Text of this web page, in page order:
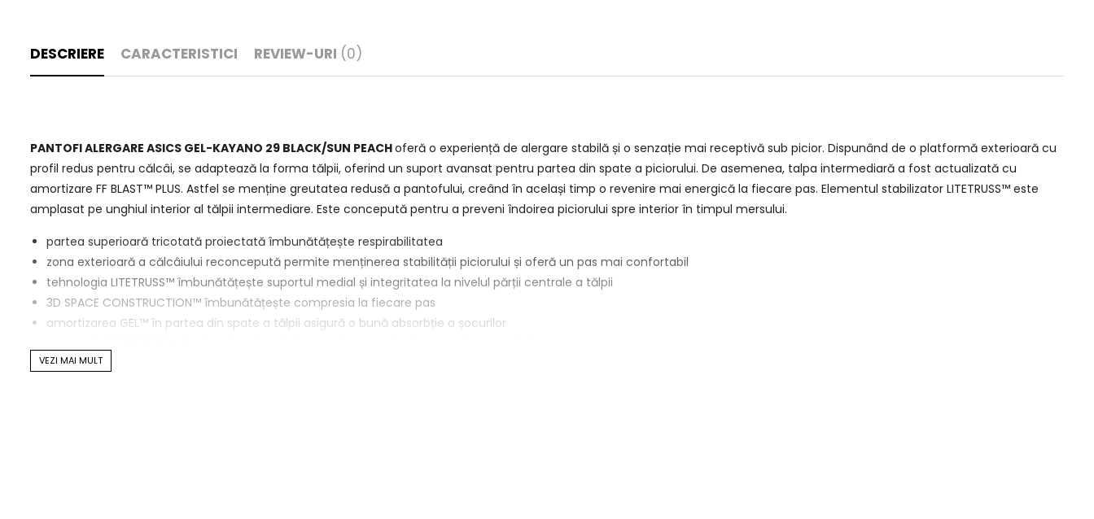
DESCRIERE CARACTERISTICI REVIEW-URI (0)
PANTOFI ALERGARE ASICS GEL-KAYANO 29 BLACK/SUN PEACHoferă o experiență de alergare stabilă și o senzație mai receptivă sub picior. Dispunând de o platformă exterioară cu
profil redus pentru călcâi, se adaptează la forma tălpii, oferind un suport avansat pentru partea din spate a piciorului. De asemenea, talpa intermediară a fost actualizată cu
amortizare FF BLAST™ PLUS. Astfel se menține greutatea redusă a pantofului, creând în același timp o revenire mai energică la fiecare pas. Elementul stabilizator LITETRUSS™ este
amplasat pe unghiul interior al tălpii intermediare. Este concepută pentru a preveni îndoirea piciorului spre interior în timpul mersului.
partea superioară tricotată proiectată îmbunătățește respirabilitatea
zona exterioară a călcâiului reconcepută permite menținerea stabilității piciorului și oferă un pas mai confortabil
tehnologia LITETRUSS™ îmbunătățește suportul medial și integritatea la nivelul părții centrale a tălpii
3D SPACE CONSTRUCTION™ îmbunătățește compresia la fiecare pas
amortizarea GEL™ în partea din spate a tălpii asigură o bună absorbție a șocurilor
căptușeala OrthoLite™ X-55 îmbunătățește confortul
VEZI MAI MULT